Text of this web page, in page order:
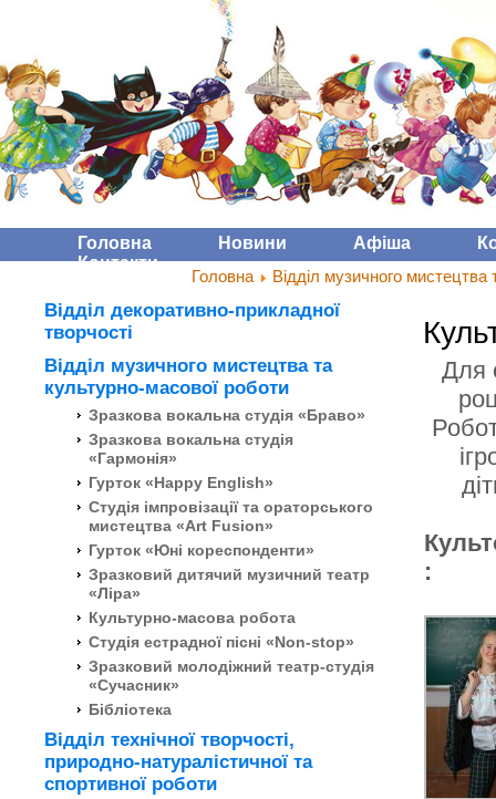
Головна Новини Афіша
Контакти
Головна Відділ музичного
Для
:
Відділ декоративно-прикладної
творчості
Відділ музичного мистецтва та
культурно-масової роботи
Зразкова вокальна студія «Браво»
Зразкова вокальна студія
«Гармонія»
Гурток «Happy English»
Студія імпровізації та ораторського
мистецтва «Art Fusion»
Гурток «Юні кореспонденти»
Зразковий дитячий музичний театр
«Ліра»
Культурно-масова робота
Студія естрадної пісні «Non-stop»
Зразковий молодіжний театр-студія
«Сучасник»
Бібліотека
Відділ технічної творчості,
природно-натуралістичної та
спортивної роботи